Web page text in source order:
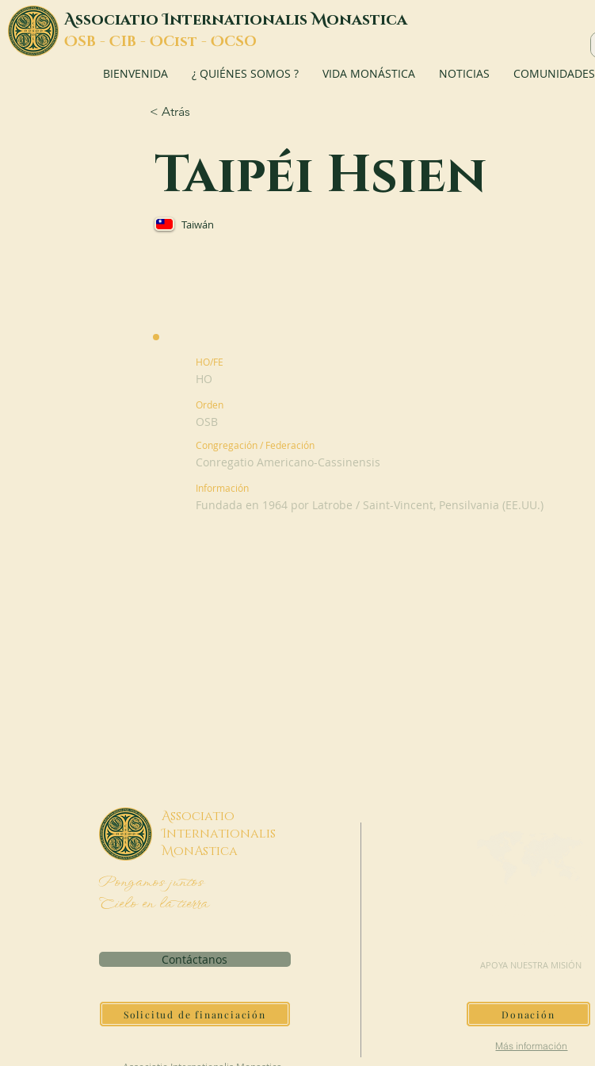
AssociatioInternationalisMonastica
OSB - CIB - OCist - OCSO
BIENVENIDA ¿ QUIÉNES SOMOS ? VIDA MONÁSTICA NOTICIAS COMUNIDADES
< Atrás
Taipéi Hsien
Taiwán
HO/FE
HO
Orden
OSB
Congregación / Federación
Conregatio Americano-Cassinensis
Información
Fundada en 1964 por Latrobe / Saint-Vincent, Pensilvania (EE.UU.)
Associatio
Internationalis
MonAstica
Pongamos juntos
Cielo en la tierra
Contáctanos
Solicitud de financiación
APOYA NUESTRA MISIÓN
Donación
Más información